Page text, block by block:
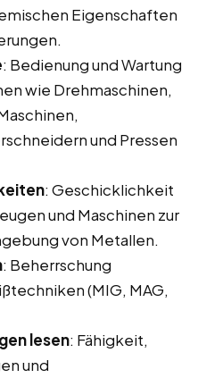
Eigenschaften
: Bedienung und Wartung
wie Drehmaschinen,
und Pressen
: Geschicklichkeit
und Maschinen zur
von Metallen.
: Beherrschung
(MIG, MAG,
lesen: Fähigkeit,
und